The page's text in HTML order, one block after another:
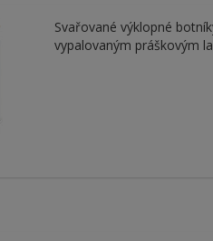
Svařované výklopné
vypalovaným práškovým